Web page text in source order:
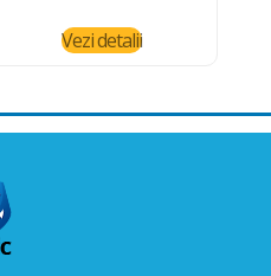
Vezi detalii